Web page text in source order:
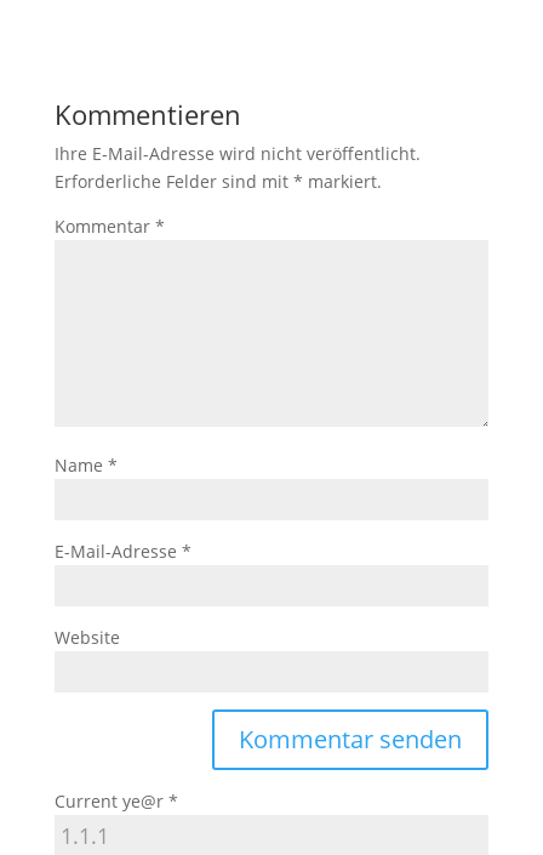
Kommentieren
Ihre E-Mail-Adresse wird nicht veröffentlicht.
Erforderliche Felder sind mit * markiert.
Kommentar *
Name *
E-Mail-Adresse *
Website
Current ye@r *